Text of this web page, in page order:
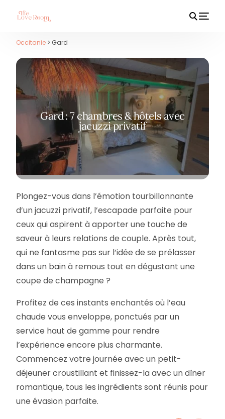
Occitanie > Gard
Gard : 7 chambres & hôtels avec
jacuzzi privatif
Plongez-vous dans l’émotion tourbillonnante
d’un jacuzzi privatif, l’escapade parfaite pour
ceux qui aspirent à apporter une touche de
saveur à leurs relations de couple. Après tout,
qui ne fantasme pas sur l’idée de se prélasser
dans un bain à remous tout en dégustant une
coupe de champagne ?
Profitez de ces instants enchantés où l’eau
chaude vous enveloppe, ponctués par un
service haut de gamme pour rendre
l’expérience encore plus charmante.
Commencez votre journée avec un petit-
déjeuner croustillant et finissez-la avec un dîner
romantique, tous les ingrédients sont réunis pour
une évasion parfaite.
HOT